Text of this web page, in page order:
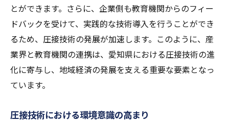
とができます。さらに、企業側も教育機関からのフィー
ドバックを受けて、実践的な技術導入を行うことができ
るため、圧接技術の発展が加速します。このように、産
業界と教育機関の連携は、愛知県における圧接技術の進
化に寄与し、地域経済の発展を支える重要な要素となっ
ています。
圧接技術における環境意識の高まり